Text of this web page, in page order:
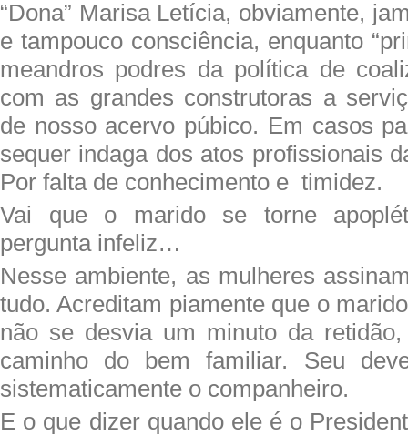
“Dona” Marisa Letícia, obviamente,
e tampouco consciência, enquanto
meandros podres da política de
com as grandes construtoras a
de nosso acervo púbico. Em casos
sequer indaga dos atos profissionais
Por falta de conhecimento e timidez.
Vai que o marido se torne
pergunta infeliz…
Nesse ambiente, as mulheres
tudo. Acreditam piamente que o
não se desvia um minuto da
caminho do bem familiar. Seu
sistematicamente o companheiro.
E o que dizer quando ele é o